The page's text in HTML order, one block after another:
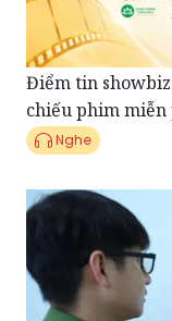
Điểm tin
chiếu phim miễn
Nghe